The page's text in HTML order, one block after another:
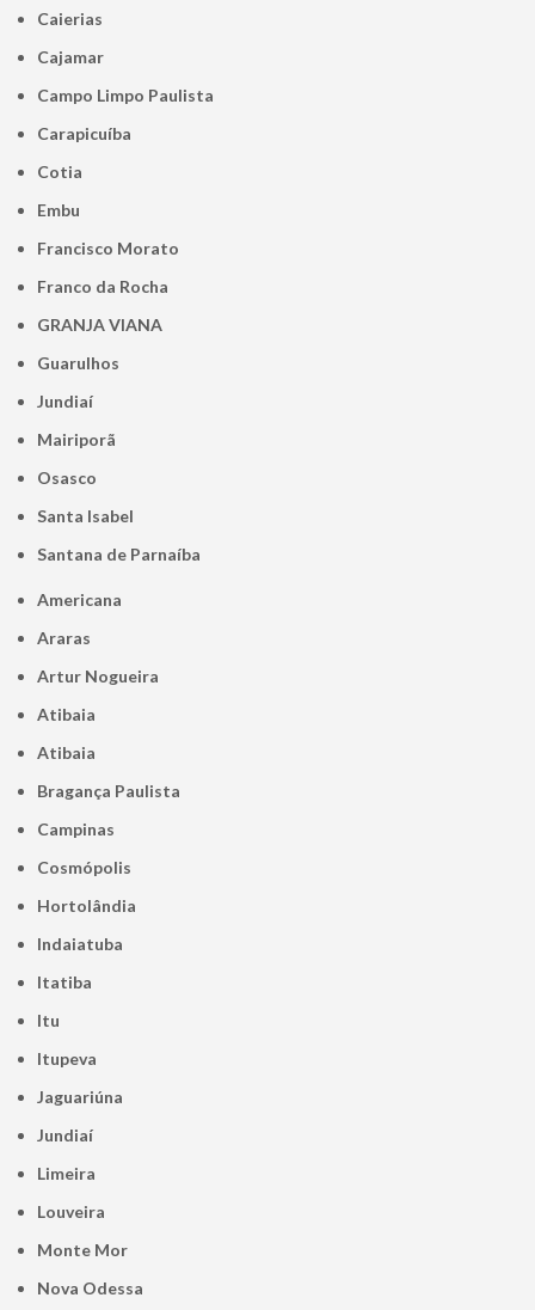
Caierias
Cajamar
Campo Limpo Paulista
Carapicuíba
Cotia
Embu
Francisco Morato
Franco da Rocha
GRANJA VIANA
Guarulhos
Jundiaí
Mairiporã
Osasco
Santa Isabel
Santana de Parnaíba
Americana
Araras
Artur Nogueira
Atibaia
Atibaia
Bragança Paulista
Campinas
Cosmópolis
Hortolândia
Indaiatuba
Itatiba
Itu
Itupeva
Jaguariúna
Jundiaí
Limeira
Louveira
Monte Mor
Nova Odessa